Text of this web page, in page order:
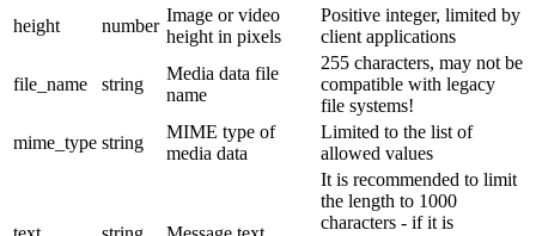
height
number
Image or video
height in pixels
Positive integer, limited by
client applications
file_name string
Media data file
name
255 characters, may not be
compatible with legacy
file systems!
mime_type string
MIME type of
media data
Limited to the list of
allowed values
It is recommended to limit
the length to 1000
characters - if it is